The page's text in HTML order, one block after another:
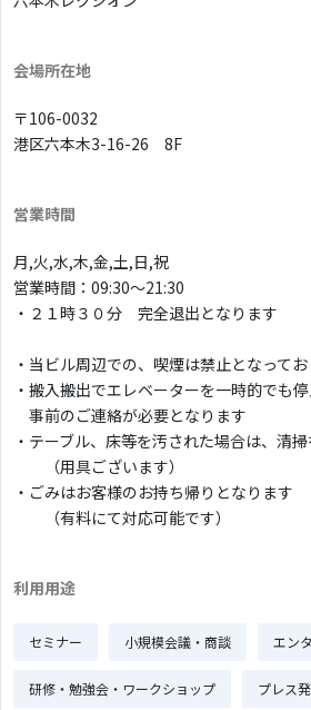
会場所在地
〒106-0032
港区六本木3-16-26 8F
営業時間
月,火,水,木,金,土,日,祝
営業時間：09:30〜21:30
・２１時３０分 完全退出となります
・当ビル周辺での、喫煙は禁止となって
・搬入搬出でエレベーターを一時的でも停
事前のご連絡が必要となります
・テーブル、床等を汚された場合は、清
（用具ございます）
・ごみはお客様のお持ち帰りとなります
（有料にて対応可能です）
利用用途
セミナー 小規模会議・商談 エン
研修・勉強会・ワークショップ プレス